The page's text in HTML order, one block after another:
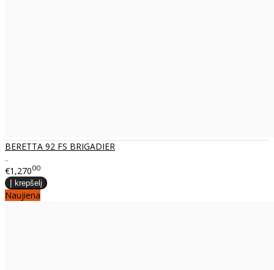
BERETTA 92 FS BRIGADIER
..
€1,27000
Naujiena